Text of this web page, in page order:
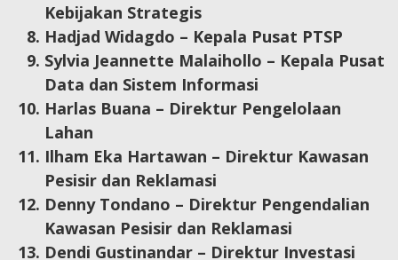
Kebijakan Strategis
Hadjad Widagdo – Kepala Pusat PTSP
Sylvia Jeannette Malaihollo – Kepala Pusat
Data dan Sistem Informasi
Harlas Buana – Direktur Pengelolaan
Lahan
Ilham Eka Hartawan – Direktur Kawasan
Pesisir dan Reklamasi
Denny Tondano – Direktur Pengendalian
Kawasan Pesisir dan Reklamasi
Dendi Gustinandar – Direktur Investasi